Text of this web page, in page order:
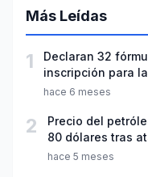
Más Leídas
1
Declaran 32
inscripción para
hace 6 meses
2
Precio del
80 dólares tras
hace 5 meses